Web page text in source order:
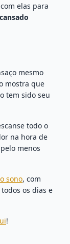
elas para
mesmo
mostra que
tem sido seu
todo o
na hora de
menos
sono, com
os dias e
!